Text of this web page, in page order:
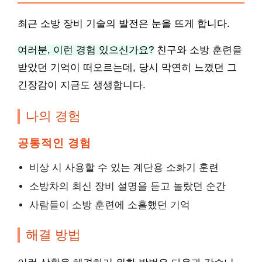
최근 소방 장비 기술의 발전은 눈을 뜨게 합니다.
여러분, 이런 경험 있으신가요? 친구와 소방 훈련을
받았던 기억이 떠오르는데, 당시 막연히 느꼈던 그
긴장감이 지금도 생생합니다.
나의 경험
공통적인 경험
비상 시 사용할 수 있는 계단용 소화기 훈련
소방차의 최신 장비 설명을 듣고 놀랐던 순간
사람들이 소방 훈련에 소홀했던 기억
해결 방법